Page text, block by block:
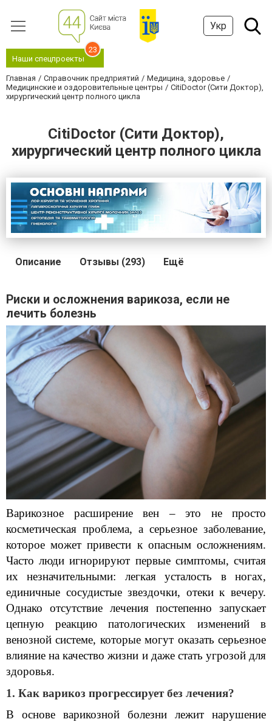
Укр
Наши спецпроекты
23
Главная Справочник предприятий
Медицина, здоровье
Медицинские и оздоровительные центры
CitiDoctor (Сити Доктор),
хирургический центр полного цикла
CitiDoctor (Сити Доктор),
хирургический центр полного цикла
Описание Отзывы (293) Ещё
Риски и осложнения варикоза, если не
лечить болезнь
Варикозное расширение вен – это не просто
косметическая проблема, а серьезное заболевание,
которое может привести к опасным осложнениям.
Часто люди игнорируют первые симптомы, считая
их незначительными: легкая усталость в ногах,
единичные сосудистые звездочки, отеки к вечеру.
Однако отсутствие лечения постепенно запускает
цепную реакцию патологических изменений в
венозной системе, которые могут оказать серьезное
влияние на качество жизни и даже стать угрозой для
здоровья.
1. Как варикоз прогрессирует без лечения?
В основе варикозной болезни лежит нарушение